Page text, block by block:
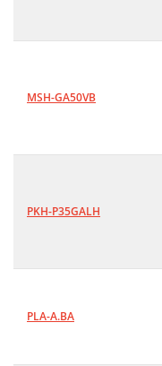
MSH-GA50VB
PKH-P35GALH
PLA-A.BA